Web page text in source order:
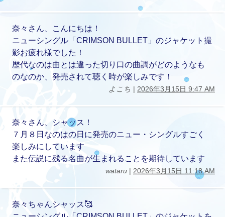
奈々さん、こんにちは！
ニューシングル「CRIMSON BULLET」のジャケット撮
影お疲れ様でした！
歴代なのは曲とは違った切り口の曲調がどのようなも
のなのか、発売されて聴く時が楽しみです！
よこち | 2026年3月15日 9:47 AM
奈々さん、シャッス！
７月８日なのはの日に発売のニュー・シングルすごく
楽しみにしています
また伝説に残る名曲が生まれることを期待しています
wataru | 2026年3月15日 11:18 AM
奈々ちゃんシャッス🥰